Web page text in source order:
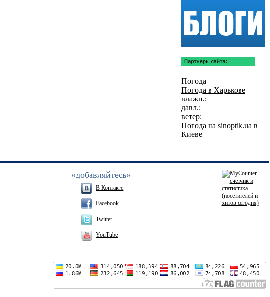
Погода
Погода в Харькове
влажн.:
давл.:
ветер:
Погода на sinoptik.ua в
Киеве
«добавляйтесь»
В Контакте
Facebook
Twitter
YouTube